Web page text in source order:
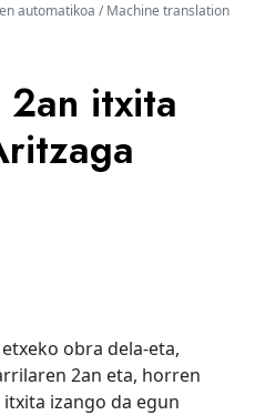
automatikoa / Machine translation
itxita
obra dela-eta,
2an eta, horren
izango da egun